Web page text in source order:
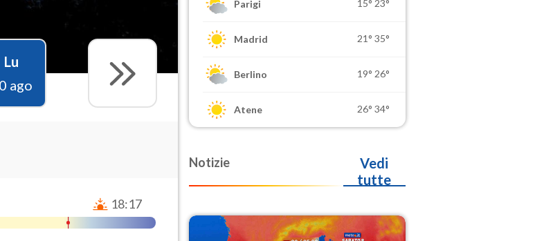
Lu
ago
18:17
Parigi 15° 23°
Madrid 21° 35°
Berlino 19° 26°
Atene 26° 34°
Notizie
Vedi
tutte